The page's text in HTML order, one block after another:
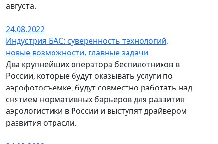
августа.
24.08.2022
Индустрия БАС: суверенность технологий,
новые возможности, главные задачи
Два крупнейших оператора беспилотников в
России, которые будут оказывать услуги по
аэрофотосъемке, будут совместно работать над
снятием нормативных барьеров для развития
аэрологистики в России и выступят драйвером
развития отрасли.